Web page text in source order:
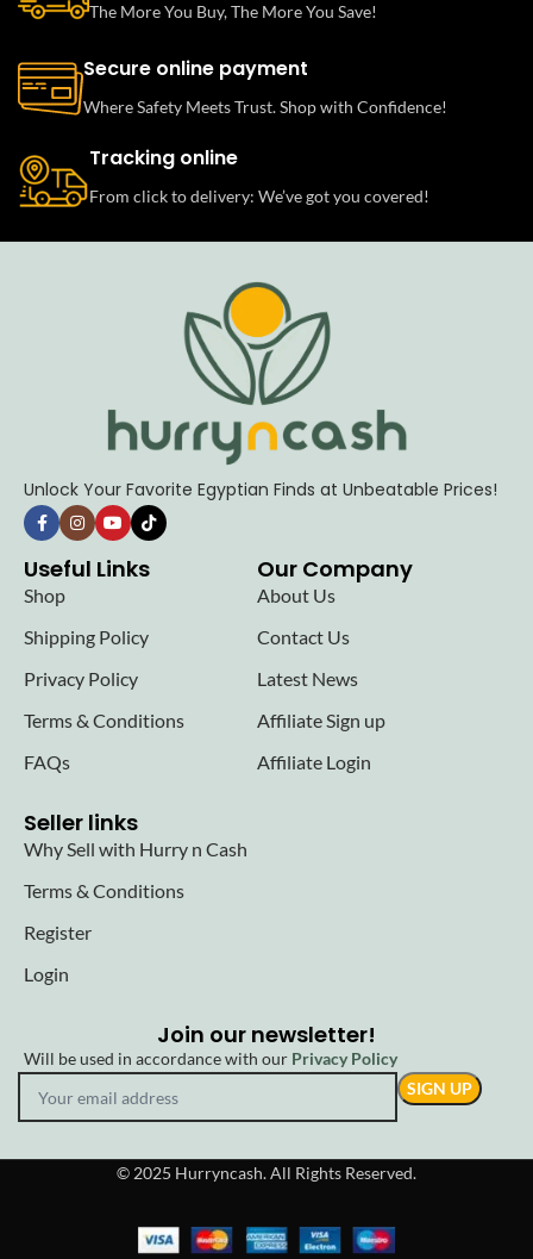
The More You Buy, The More You Save!
Secure online payment
Where Safety Meets Trust. Shop with Confidence!
Tracking online
From click to delivery: We’ve got you covered!
Unlock Your Favorite Egyptian Finds at Unbeatable Prices!
Useful Links
Shop
Shipping Policy
Privacy Policy
Terms & Conditions
FAQs
Our Company
About Us
Contact Us
Latest News
Affiliate Sign up
Affiliate Login
Seller links
Why Sell with Hurry n Cash
Terms & Conditions
Register
Login
Join our newsletter!
Will be used in accordance with our Privacy Policy
© 2025 Hurryncash. All Rights Reserved.